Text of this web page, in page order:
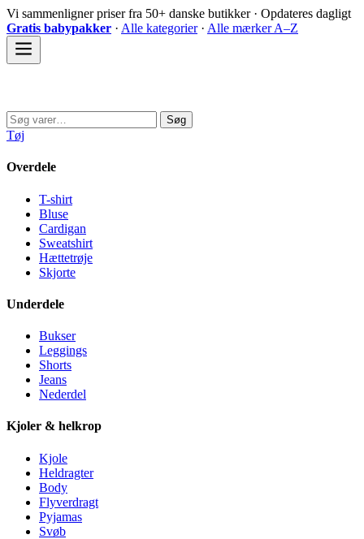
Spring
til
indhold
Vi sammenligner priser fra 50+ danske butikker · Opdateres dagligt
Gratis babypakker · Alle kategorier· Alle mærker A–Z
Søg
efter:
Søg
Tøj
Overdele
T-shirt
Bluse
Cardigan
Sweatshirt
Hættetrøje
Skjorte
Underdele
Bukser
Leggings
Shorts
Jeans
Nederdel
Kjoler & helkrop
Kjole
Heldragter
Body
Flyverdragt
Pyjamas
Svøb